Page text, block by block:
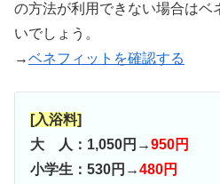
の方法が利用できない場合はベ
いでしょう。
→ベネフィットを確認する
[入浴料]
大 人：1,050円→950円
小学生：530円→480円